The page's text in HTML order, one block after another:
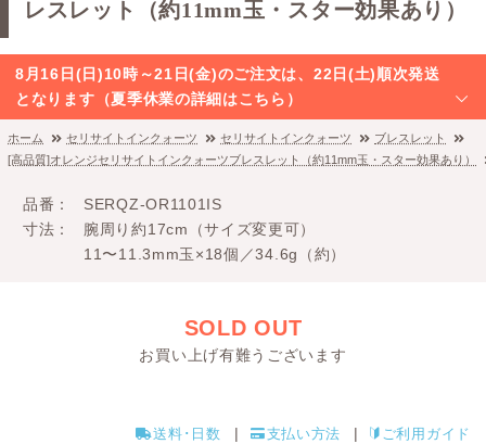
レスレット（約11mm玉・スター効果あり）
8月16日(日)10時～21日(金)のご注文は、22日(土)順次発送
となります（夏季休業の詳細はこちら）
ホーム セリサイトインクォーツ セリサイトインクォーツ
ブレスレット
[高品質]オレンジセリサイトインクォーツブレスレット（約11mm玉・スター効果あり）
品番
SERQZ-OR1101IS
寸法
腕周り約17cm（サイズ変更可）
11〜11.3mm玉×18個／34.6g（約）
SOLD OUT
お買い上げ有難うございます
送料･日数 支払い方法 ご利用ガイド